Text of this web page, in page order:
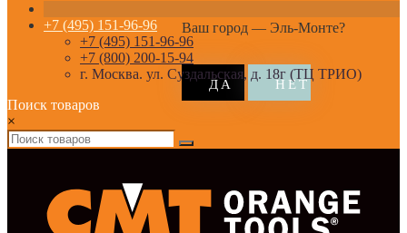
Ваш город — Эль-Монте?
+7 (495) 151-96-96
+7 (495) 151-96-96
+7 (800) 200-15-94
г. Москва. ул. Суздальская, д. 18г (ТЦ ТРИО)
Поиск товаров
×